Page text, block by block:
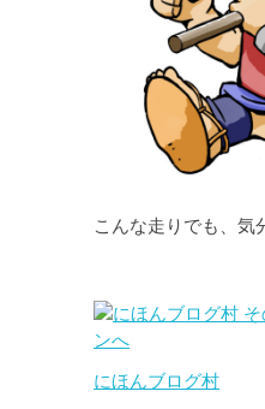
こんな走りでも、気
にほんブログ村